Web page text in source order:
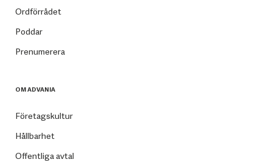
Ordförrådet
Poddar
Prenumerera
OM ADVANIA
Företagskultur
Hållbarhet
Offentliga avtal